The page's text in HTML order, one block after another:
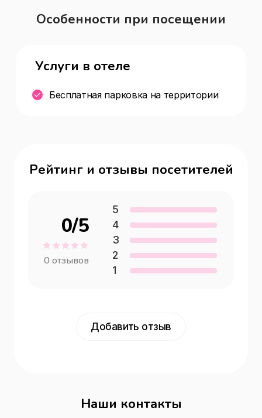
Особенности при посещении
Услуги в отеле
Бесплатная парковка на территории
Рейтинг и отзывы посетителей
0/5
0 отзывов
5
4
3
2
1
Добавить отзыв
Наши контакты